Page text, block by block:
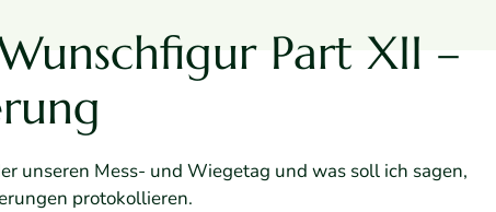
Part XII –
unseren Mess- und Wiegetag und was soll ich sagen,
protokollieren.